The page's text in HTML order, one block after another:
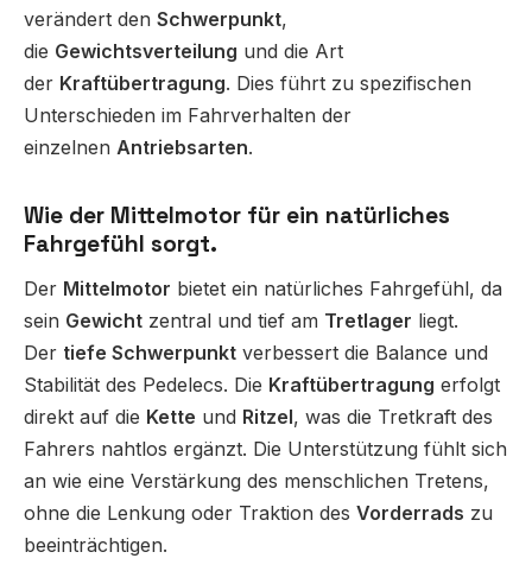
verändert den Schwerpunkt,
die Gewichtsverteilung und die Art
der Kraftübertragung. Dies führt zu spezifischen
Unterschieden im Fahrverhalten der
einzelnen Antriebsarten.
Wie der Mittelmotor für ein natürliches
Fahrgefühl sorgt.
Der Mittelmotor bietet ein natürliches Fahrgefühl, da
sein Gewicht zentral und tief am Tretlager liegt.
Der tiefe Schwerpunkt verbessert die Balance und
Stabilität des Pedelecs. Die Kraftübertragung erfolgt
direkt auf die Kette und Ritzel, was die Tretkraft des
Fahrers nahtlos ergänzt. Die Unterstützung fühlt sich
an wie eine Verstärkung des menschlichen Tretens,
ohne die Lenkung oder Traktion des Vorderrads zu
beeinträchtigen.